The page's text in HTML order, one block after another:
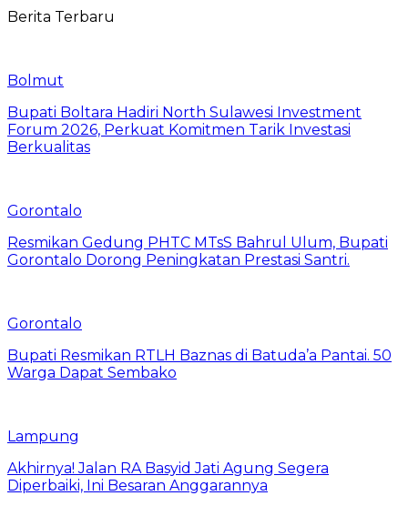
Berita Terbaru
Bolmut
Bupati Boltara Hadiri North Sulawesi Investment
Forum 2026, Perkuat Komitmen Tarik Investasi
Berkualitas
Gorontalo
Resmikan Gedung PHTC MTsS Bahrul Ulum, Bupati
Gorontalo Dorong Peningkatan Prestasi Santri.
Gorontalo
Bupati Resmikan RTLH Baznas di Batuda’a Pantai. 50
Warga Dapat Sembako
Lampung
Akhirnya! Jalan RA Basyid Jati Agung Segera
Diperbaiki, Ini Besaran Anggarannya